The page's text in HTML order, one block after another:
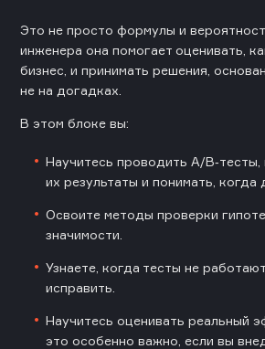
Это не просто формулы и
инженера она помогает оценивать,
бизнес, и принимать решения,
не на догадках.
В этом блоке вы:
Научитесь проводить A/B‑тесты,
их результаты и понимать, когда
Освоите методы проверки
значимости.
Узнаете, когда тесты не
исправить.
Научитесь оценивать реальный
это особенно важно, если вы